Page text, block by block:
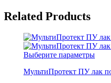
Related Products
Выберите параметры
МультиПротект ПУ лак